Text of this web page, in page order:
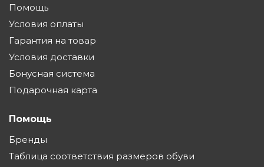
Помощь
Условия оплаты
Гарантия на товар
Условия доставки
Бонусная система
Подарочная карта
Помощь
Бренды
Таблица соответствия размеров обуви